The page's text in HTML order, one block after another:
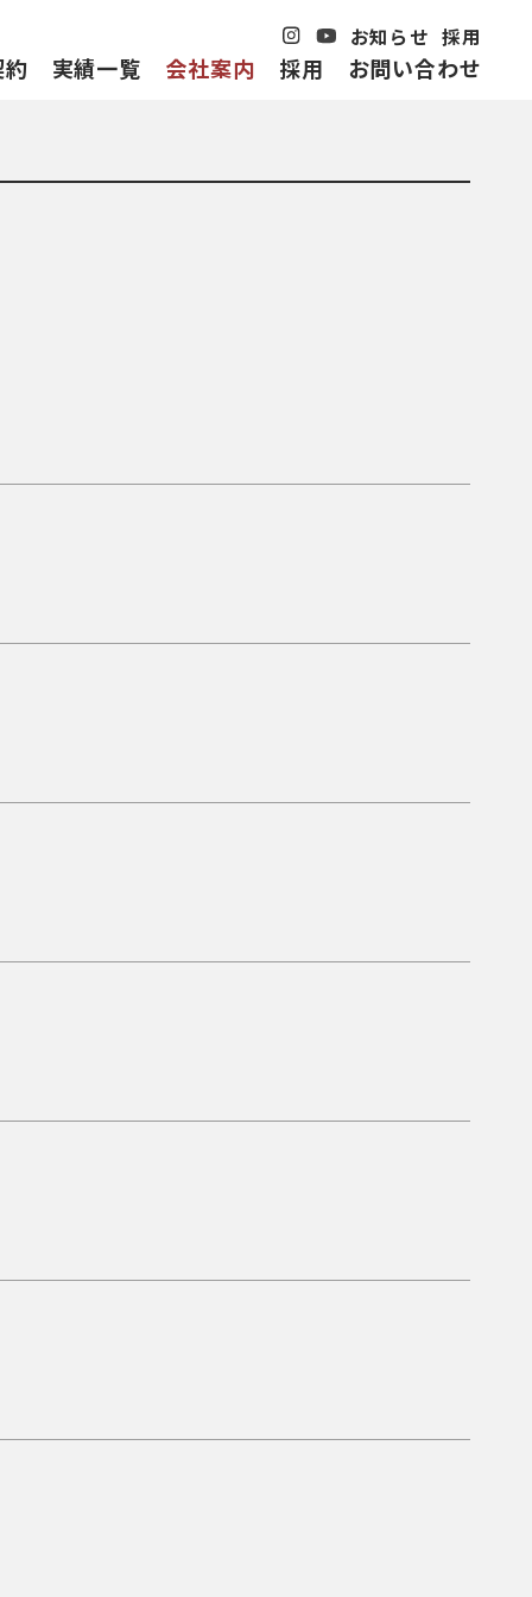
お知らせ 採用
実績一覧 会社案内 採用 お問い合わせ